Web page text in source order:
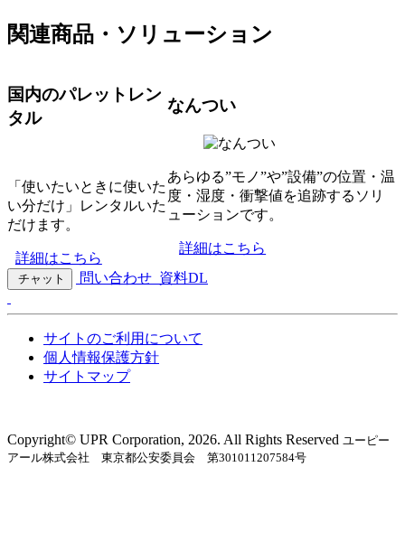
関連商品・ソリューション
国内のパレットレン
タル
「使いたいときに使いた
い分だけ」レンタルいた
だけます。
詳細はこちら
なんつい
あらゆる”モノ”や”設備”の位置・温
度・湿度・衝撃値を追跡するソリ
ューションです。
詳細はこちら
チャット 問い合わせ 資料DL
サイトのご利用について
個人情報保護方針
サイトマップ
Copyright©︎ UPR Corporation, 2026. All Rights Reserved ユーピー
アール株式会社 東京都公安委員会 第301011207584号